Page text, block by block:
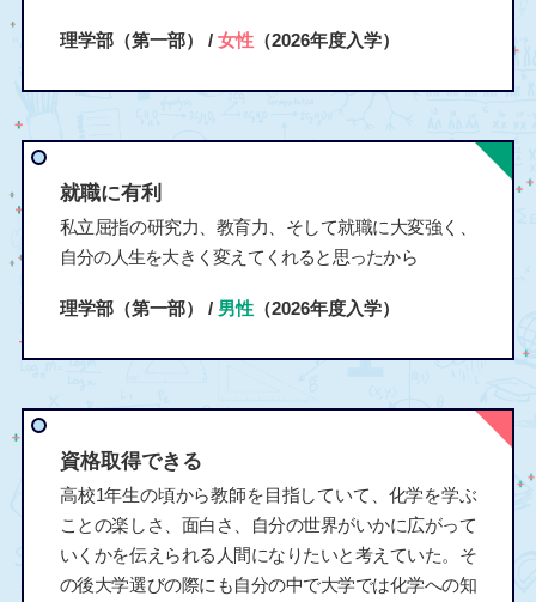
理学部（第一部） / 女性（2026年度入学）
就職に有利
私立屈指の研究力、教育力、そして就職に大変強く、
自分の人生を大きく変えてくれると思ったから
理学部（第一部） / 男性（2026年度入学）
資格取得できる
高校1年生の頃から教師を目指していて、化学を学ぶ
ことの楽しさ、面白さ、自分の世界がいかに広がって
いくかを伝えられる人間になりたいと考えていた。そ
の後大学選びの際にも自分の中で大学では化学への知